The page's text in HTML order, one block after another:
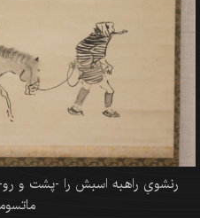
رنشویِ راهبه اسبش را -پشت و